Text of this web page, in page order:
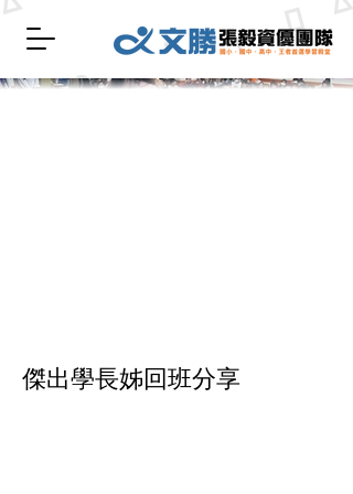
傑出學長姊回班分享